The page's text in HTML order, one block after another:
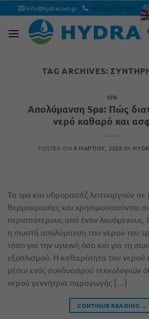
Μετάβαση
στο
περιεχόμενο
info@hydracom.gr +30 2102321044
TAG ARCHIVES:
SPA
Απολύμανση Spa: Πώς
νερό καθαρό και
POSTED ON 9 ΜΑΡΤΊΟΥ, 2026 BY
Τα spa και υδρομασάζ λειτουργούν σε
θερμοκρασίες και χρησιμοποιούνται
περισσότερους από έναν λουόμενους.
η σωστή απολύμανση του νερού του
τόσο για την υγιεινή όσο και για τη
εξοπλισμού. Η καθαρότητα του νερού
μέσω ενός συνδυασμού τεχνολογιών
νερού γεννήτρια παραγωγής […]
CONTINUE READING →